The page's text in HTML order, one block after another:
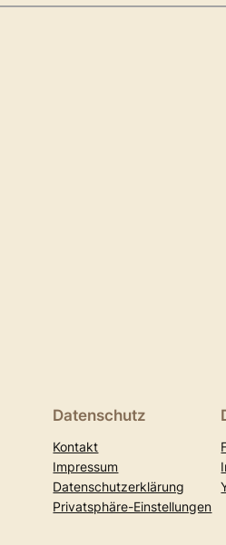
Datenschutz
Kontakt
Impressum
Datenschutzerklärung
Privatsphäre-Einstellungen